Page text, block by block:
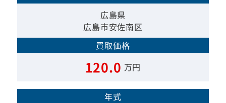
広島県
広島市安佐南区
買取価格
120.0 万円
年式